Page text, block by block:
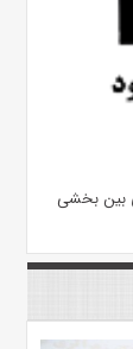
بین بخشی